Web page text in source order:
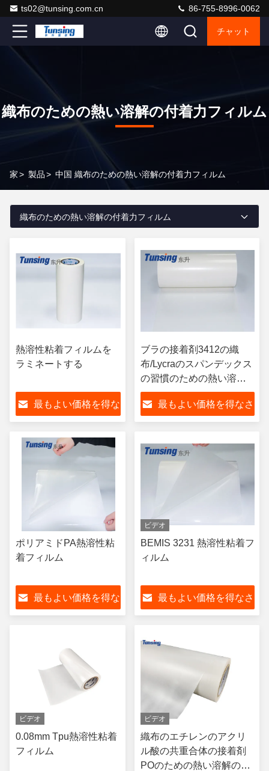
ts02@tunsing.com.cn 86-755-8996-0062
チャット
織布のための熱い溶解の付着力フィルム
家> 製品> 中国 織布のための熱い溶解の付着力フィルム
織布のための熱い溶解の付着力フィルム
熱溶性粘着フィルムを
ラミネートする
最もよい価格を得な
ブラの接着剤3412の織
布/Lycraのスパンデックス
の習慣のための熱い溶解
の付着力フィルム
最もよい価格を得なさ
ポリアミドPA熱溶性粘
着フィルム
最もよい価格を得な
ビデオ
BEMIS 3231 熱溶性粘着フ
ィルム
最もよい価格を得なさ
ビデオ
0.08mm Tpu熱溶性粘着
フィルム
ビデオ
織布のエチレンのアクリ
ル酸の共重合体の接着剤
POのための熱い溶解の付